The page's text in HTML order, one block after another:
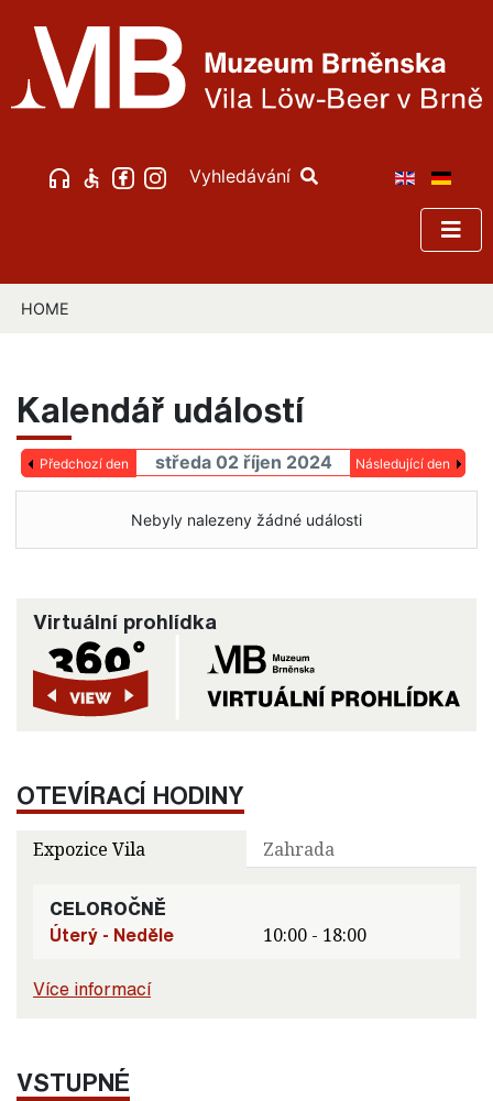
Vyhledávání
HOME
Kalendář událostí
Předchozí den středa 02 říjen 2024 Následující den
Nebyly nalezeny žádné události
Virtuální prohlídka
OTEVÍRACÍ HODINY
Expozice Vila Zahrada
CELOROČNĚ
Úterý - Neděle
10:00 - 18:00
Více informací
VSTUPNÉ